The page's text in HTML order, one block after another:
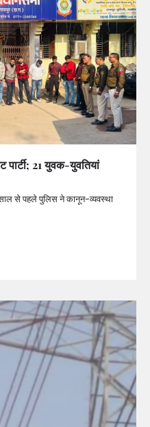
21 युवक-युवतियां
से पहले पुलिस ने कानून-व्यवस्था